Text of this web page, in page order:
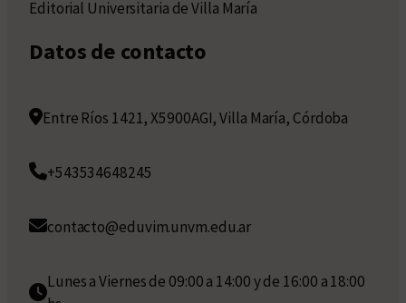
Editorial Universitaria de Villa María
Datos de contacto
Entre Ríos 1421, X5900AGI, Villa María, Córdoba
+543534648245
contacto@eduvim.unvm.edu.ar
Lunes a Viernes de 09:00 a 14:00 y de 16:00 a 18:00